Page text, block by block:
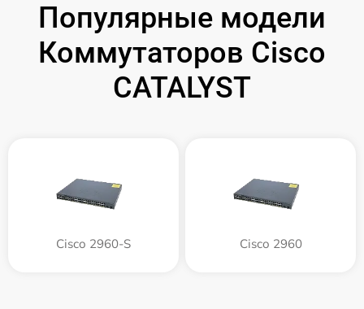
Популярные модели
Коммутаторов Cisco
CATALYST
Cisco 2960-S Cisco 2960